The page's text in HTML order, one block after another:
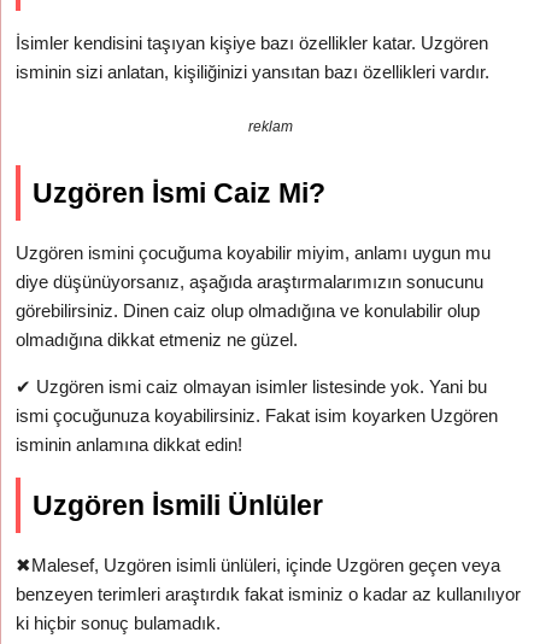
İsimler kendisini taşıyan kişiye bazı özellikler katar. Uzgören
isminin sizi anlatan, kişiliğinizi yansıtan bazı özellikleri vardır.
reklam
Uzgören İsmi Caiz Mi?
Uzgören ismini çocuğuma koyabilir miyim, anlamı uygun mu
diye düşünüyorsanız, aşağıda araştırmalarımızın sonucunu
görebilirsiniz. Dinen caiz olup olmadığına ve konulabilir olup
olmadığına dikkat etmeniz ne güzel.
✔ Uzgören ismi caiz olmayan isimler listesinde yok. Yani bu
ismi çocuğunuza koyabilirsiniz. Fakat isim koyarken Uzgören
isminin anlamına dikkat edin!
Uzgören İsmili Ünlüler
✖Malesef, Uzgören isimli ünlüleri, içinde Uzgören geçen veya
benzeyen terimleri araştırdık fakat isminiz o kadar az kullanılıyor
ki hiçbir sonuç bulamadık.